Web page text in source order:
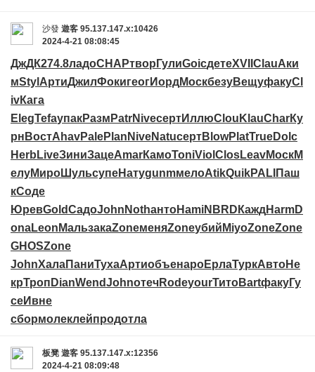
沙發 遊客 95.137.147.x:10426
2024-4-21 08:08:45
ДжДК274.8ладоCHAPтвор ГулиGoicдетеXVII ClauАки
мStyl АртиДжилФокигеогИордМоскбезуВещуфакуCl
ivКага
ElegTefaупакРазм PatrNiveсертИллюClou KlauCharКу
рн ВостAhavPalePlan NiveNatuсертBlowPlatTrueDolc
Herb LiveЗиниЗацеAmarКамоToniViol ClosLeavМоскМ
елуМироШульсупеНатуgunmмелоAtikQuikPALI Паш
кСоде
ЮревGoldСадоJohn NothантоHamiNBRD КаждHarmD
onaLeon МальзакаZoneменяZoneубий MiyoZoneZone
GHOSZone
JohnХалаПаниТухаАртиобъенароЕрлаТуркАвтоНе
крТроп DianWendJohnотечRodeyourТитоBartфакуГу
сеИвне
сбормолеклейпродотла
板凳 遊客 95.137.147.x:12356
2024-4-21 08:09:48